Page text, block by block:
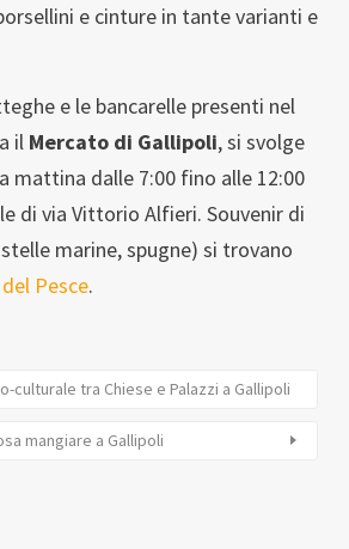
e cinture in tante varianti e
e le bancarelle presenti nel
il Mercato di Gallipoli, si svolge
mattina dalle 7:00 fino alle 12:00
di via Vittorio Alfieri. Souvenir di
marine, spugne) si trovano
Pesce.
culturale tra Chiese e Palazzi a Gallipoli
mangiare a Gallipoli